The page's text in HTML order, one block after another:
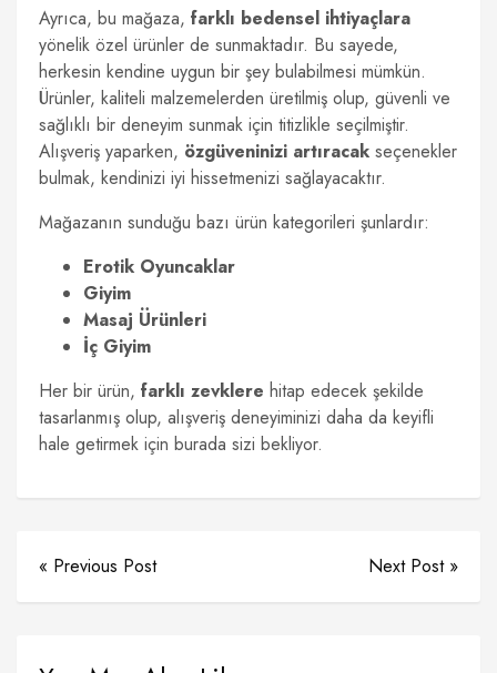
Ayrıca, bu mağaza, farklı bedensel ihtiyaçlara
yönelik özel ürünler de sunmaktadır. Bu sayede,
herkesin kendine uygun bir şey bulabilmesi mümkün.
Ürünler, kaliteli malzemelerden üretilmiş olup, güvenli ve
sağlıklı bir deneyim sunmak için titizlikle seçilmiştir.
Alışveriş yaparken, özgüveninizi artıracak seçenekler
bulmak, kendinizi iyi hissetmenizi sağlayacaktır.
Mağazanın sunduğu bazı ürün kategorileri şunlardır:
Erotik Oyuncaklar
Giyim
Masaj Ürünleri
İç Giyim
Her bir ürün, farklı zevklere hitap edecek şekilde
tasarlanmış olup, alışveriş deneyiminizi daha da keyifli
hale getirmek için burada sizi bekliyor.
« Previous Post Next Post »